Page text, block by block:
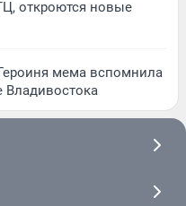
откроются новые
мема вспомнила
Владивостока